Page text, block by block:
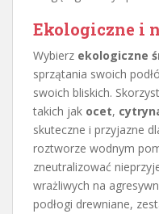
Ekologiczne i
Wybierz ekologiczne
sprzątania swoich
swoich bliskich.
takich jak ocet,
skuteczne i przyjazne
roztworze wodnym
zneutralizować
wrażliwych na
podłogi drewniane,